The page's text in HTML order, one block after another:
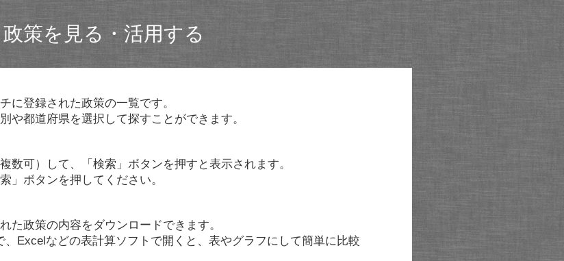
政策を見る・活用する
に登録された政策の一覧です。
や都道府県を選択して探すことができます。
数可）して、「検索」ボタンを押すと表示されます。
」ボタンを押してください。
た政策の内容をダウンロードできます。
Excelなどの表計算ソフトで開くと、表やグラフにして簡単に比較